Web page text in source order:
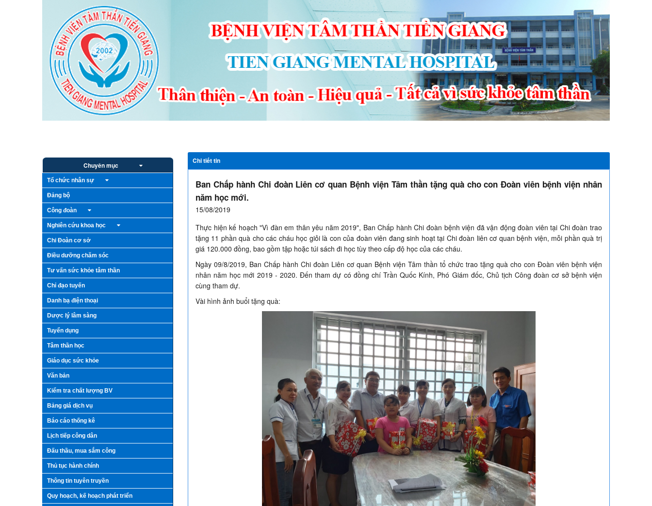
Chuyên mục
Tổ chức nhân sự
Đảng bộ
Công đoàn
Nghiên cứu khoa học
Chi Đoàn cơ sở
Điều dưỡng chăm sóc
Tư vấn sức khỏe tâm thần
Chỉ đạo tuyến
Danh bạ điện thoại
Dược lý lâm sàng
Tuyển dụng
Tâm thần học
Giáo dục sức khỏe
Văn bản
Kiểm tra chất lượng BV
Bảng giá dịch vụ
Báo cáo thống kê
Lịch tiếp công dân
Đấu thầu, mua sắm công
Thủ tục hành chính
Thông tin tuyên truyền
Quy hoạch, kế hoạch phát triển
Chi tiết tin
Ban Chấp hành Chi đoàn Liên cơ quan Bệnh viện Tâm thần tặng quà cho con Đoàn viên bệnh viện nhân
năm học mới.
15/08/2019
Thực hiện kế hoạch "Vì đàn em thân yêu năm 2019", Ban Chấp hành Chi đoàn bệnh viện đã vận động đoàn viên tại Chi đoàn trao
tặng 11 phần quà cho các cháu học giỏi là con của đoàn viên đang sinh hoạt tại Chi đoàn liên cơ quan bệnh viện, mỗi phần quà trị
giá 120.000 đồng, bao gồm tập hoặc túi sách đi học tùy theo cấp độ học của các cháu.
Ngày 09/8/2019, Ban Chấp hành Chi đoàn Liên cơ quan Bệnh viện Tâm thần tổ chức trao tặng quà cho con Đoàn viên bệnh viện
nhân năm học mới 2019 - 2020. Đến tham dự có đồng chí Trần Quốc Kính, Phó Giám đốc, Chủ tịch Công đoàn cơ sở bệnh viện
cùng tham dự.
Vài hình ảnh buổi tặng quà: